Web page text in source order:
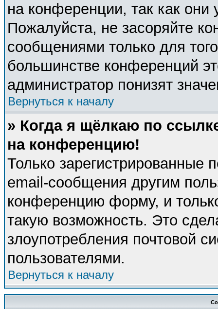
на конференции, так как
Пожалуйста, не засоряйте
сообщениями только для
большинстве конференций
администратор понизят
Вернуться к началу
» Когда я щёлкаю по
на конференцию!
Только зарегистрированные
email-сообщения другим
конференцию форму, и
такую возможность. Это
злоупотребления почтовой
пользователями.
Вернуться к началу